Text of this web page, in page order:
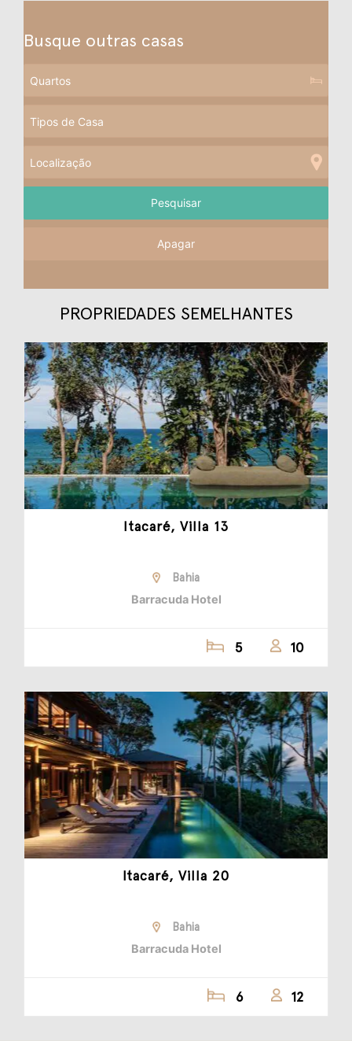
Busque outras casas
Apagar
PROPRIEDADES SEMELHANTES
Itacaré, Villa 13
Bahia
Barracuda Hotel
5 10
Itacaré, Villa 20
Bahia
Barracuda Hotel
6 12